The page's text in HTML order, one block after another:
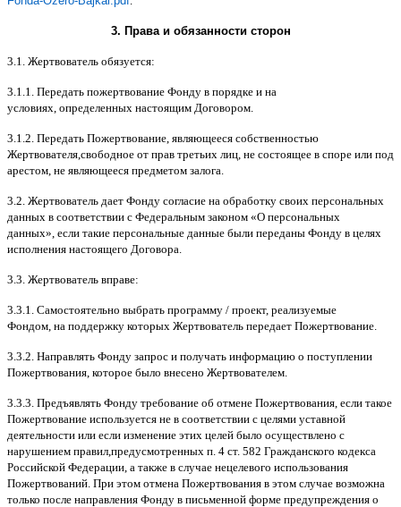
3. Права и обязанности сторон
3.1. Жертвователь обязуется:
3.1.1. Передать пожертвование Фонду в порядке и на
условиях определенных настоящим Договором
3.1.2. Передать Пожертвование являющееся собственностью
Жертвователя свободное от прав третьих лиц не состоящее в споре или под
арестом не являющееся предметом залога
3.2. Жертвователь дает Фонду согласие на обработку своих персональных
данных в соответствии с Федеральным законом «О персональных
данных», если такие персональные данные были переданы Фонду в целях
исполнения настоящего Договора
3.3. Жертвователь вправе:
3.3.1. Самостоятельно выбрать программу / проект, реализуемые
Фондом на поддержку которых Жертвователь передает Пожертвование
3.3.2. Направлять Фонду запрос и получать информацию о поступлении
Пожертвования которое было внесено Жертвователем
3.3.3. Предъявлять Фонду требование об отмене Пожертвования если такое
Пожертвование используется не в соответствии с целями уставной
деятельности или если изменение этих целей было осуществлено с
нарушением правил предусмотренных п . 4 ст. 582 Гражданского кодекса
Российской Федерации а также в случае нецелевого использования
Пожертвований При этом отмена Пожертвования в этом случае возможна
только после направления Фонду в письменной форме предупреждения о